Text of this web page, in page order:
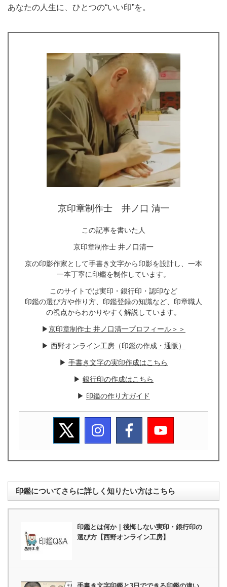
あなたの人生に、ひとつの“いい印”を。
京印章制作士 井ノ口 清一
この記事を書いた人
京印章制作士 井ノ口清一
京の印影作家として手書き文字から印影を設計し、一本
一本丁寧に印鑑を制作しています。
このサイトでは実印・銀行印・認印など
印鑑の選び方や作り方、印鑑登録の知識など、印章職人
の視点からわかりやすく解説しています。
▶京印章制作士 井ノ口清一プロフィール＞＞
▶ 西野オンライン工房（印鑑の作成・通販）
▶ 手書き文字の実印作成はこちら
▶ 銀行印の作成はこちら
▶ 印鑑の作り方ガイド
印鑑についてさらに詳しく知りたい方はこちら
印鑑とは何か｜後悔しない実印・銀行印の
選び方【西野オンライン工房】